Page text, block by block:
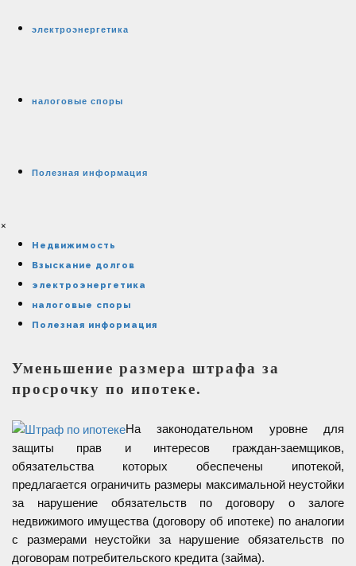
электроэнергетика
налоговые споры
Полезная информация
×
Недвижимость
Взыскание долгов
электроэнергетика
налоговые споры
Полезная информация
Уменьшение размера штрафа за
просрочку по ипотеке.
На законодательном уровне для
защиты прав и интересов граждан-заемщиков,
обязательства которых обеспечены ипотекой,
предлагается ограничить размеры максимальной неустойки
за нарушение обязательств по договору о залоге
недвижимого имущества (договору об ипотеке) по аналогии
с размерами неустойки за нарушение обязательств по
договорам потребительского кредита (займа).